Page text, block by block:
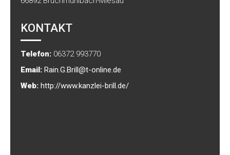
KONTAKT
Telefon: 06372 993770
Email: Rain.G.Brill@t-online.de
Web: http://www.kanzlei-brill.de/